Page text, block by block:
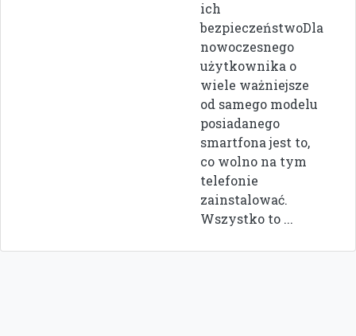
ich
bezpieczeństwoDla
nowoczesnego
użytkownika o
wiele ważniejsze
od samego modelu
posiadanego
smartfona jest to,
co wolno na tym
telefonie
zainstalować.
Wszystko to ...